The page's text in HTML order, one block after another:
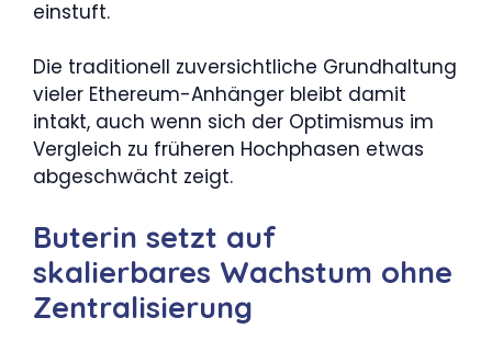
einstuft.
Die traditionell zuversichtliche Grundhaltung
vieler Ethereum-Anhänger bleibt damit
intakt, auch wenn sich der Optimismus im
Vergleich zu früheren Hochphasen etwas
abgeschwächt zeigt.
Buterin setzt auf
skalierbares Wachstum ohne
Zentralisierung